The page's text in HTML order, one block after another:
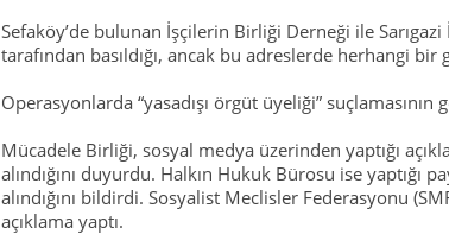
Sefaköy’de bulunan İşçilerin Birliği Derneği ile
tarafından basıldığı, ancak bu adreslerde herhangi bir
Operasyonlarda “yasadışı örgüt üyeliği”
Mücadele Birliği, sosyal medya üzerinden yaptığı
alındığını duyurdu. Halkın Hukuk Bürosu ise yaptığı
alındığını bildirdi. Sosyalist Meclisler Federasyonu
açıklama yaptı.